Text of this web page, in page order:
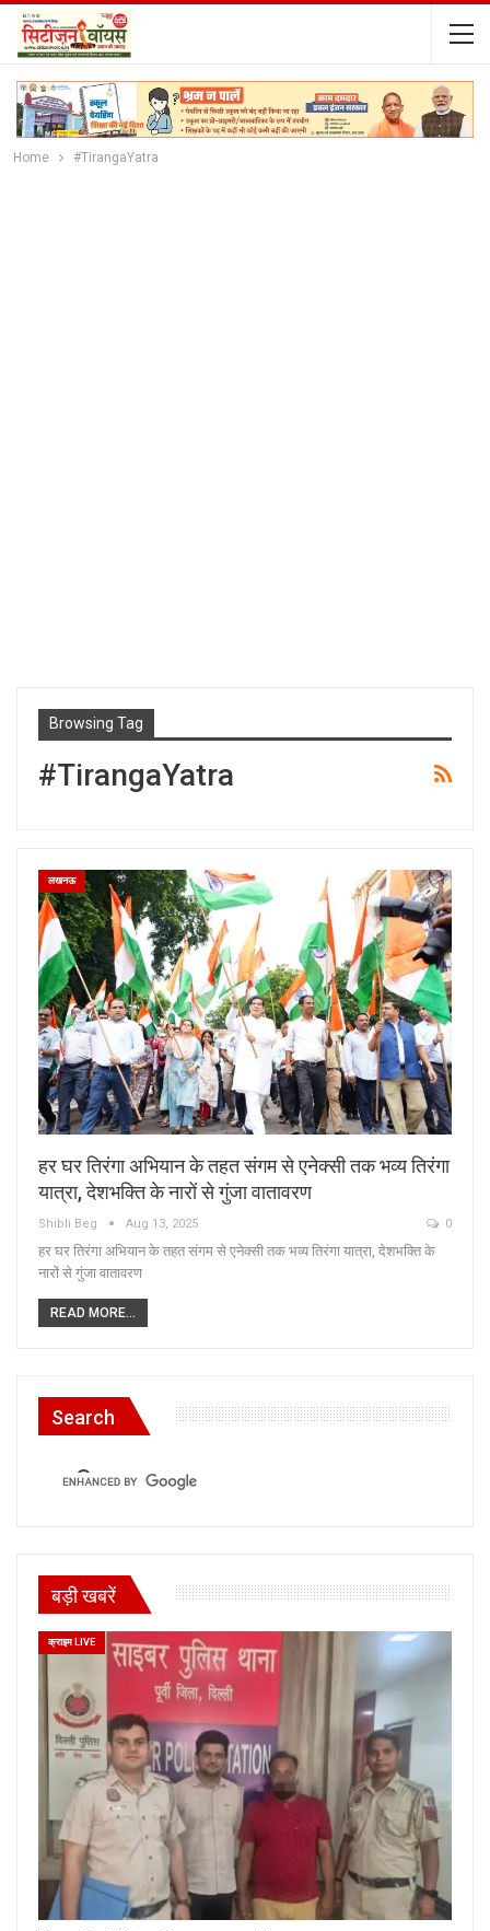
Home #TirangaYatra
Browsing Tag
#TirangaYatra
लखनऊ
हर घर तिरंगा अभियान के तहत संगम से एनेक्सी तक भव्य तिरंगा
यात्रा, देशभक्ति के नारों से गुंजा वातावरण
Shibli Beg Aug 13, 2025 0
हर घर तिरंगा अभियान के तहत संगम से एनेक्सी तक भव्य तिरंगा यात्रा, देशभक्ति के
नारों से गुंजा वातावरण
READ MORE...
Search
बड़ी खबरें
क्राइम LIVE